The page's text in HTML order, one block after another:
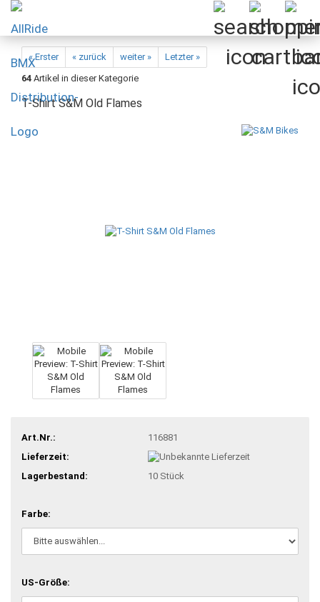
« Erster « zurück weiter »
Letzter »
64 Artikel in dieser Kategorie
T-Shirt S&M Old Flames
Art.Nr.:
116881
Lieferzeit:
Lagerbestand:
10 Stück
Farbe:
US-Größe: